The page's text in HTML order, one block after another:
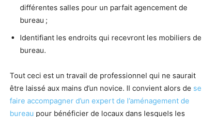
différentes salles pour un parfait agencement de
bureau ;
Identifiant les endroits qui recevront les mobiliers de
bureau.
Tout ceci est un travail de professionnel qui ne saurait
être laissé aux mains d’un novice. Il convient alors de se
faire accompagner d’un expert de l’aménagement de
bureau pour bénéficier de locaux dans lesquels les